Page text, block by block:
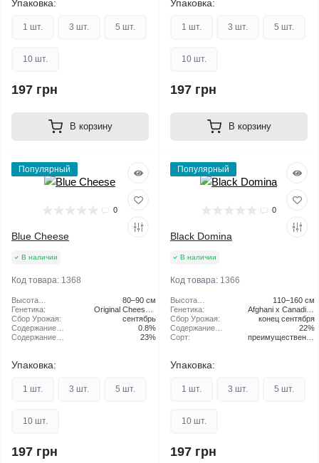
Упаковка:
1 шт. 3 шт. 5 шт.
10 шт.
197 грн
В корзину
Упаковка:
1 шт. 3 шт. 5 шт.
10 шт.
197 грн
В корзину
Популярный
0
Blue Cheese
В наличии
Код товара: 1368
Высота
растения:
80–90 см
Генетика:
Original Cheese x
Blueberry
Сбор Урожая:
сентябрь
Содержание
CBD:
0.8%
Содержание
23%
Упаковка:
1 шт. 3 шт. 5 шт.
10 шт.
197 грн
Популярный
0
Black Domina
В наличии
Код товара: 1366
Высота
растения:
110–160 см
Генетика:
Afghani x Canadian
Ortega x Northern
Lights
Сбор Урожая:
конец сентября
Содержание
ТГК:
22%
Сорт:
преимущественно
Упаковка:
1 шт. 3 шт. 5 шт.
10 шт.
197 грн